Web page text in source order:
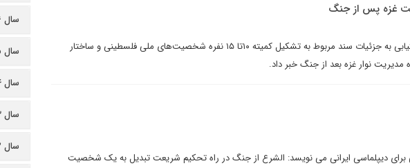
غزه پس از جنگ
روزنامه العربی الجدید از دستیابی به جزئیات سند مربوط به تشکیل کمیته ۱۰تا ۱۵ نفره شخصیت‌های ملی فلسطینی و ساختار
مدیریت نوار غزه بعد از جنگ خبر داد.
برای دیپلماسی ایرانی می نویسد: الشرع از جنگ در راه تحکیم شریعت تبدیل به یک شخصیت
سال ۱۳۹۶ (۱۰۴۸)
سال ۱۳۹۵ (۱۱۸۰)
سال ۱۳۹۴ (۱۴۱۷)
سال ۱۳۹۳ (۱۱۴۴)
سال ۱۳۹۲ (۱۳۹۱)